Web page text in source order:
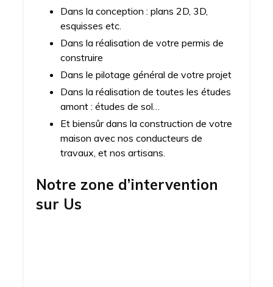
Dans la conception : plans 2D, 3D,
esquisses etc.
Dans la réalisation de votre permis de
construire
Dans le pilotage général de votre projet
Dans la réalisation de toutes les études
amont : études de sol…
Et biensûr dans la construction de votre
maison avec nos conducteurs de
travaux, et nos artisans.
Notre zone d’intervention
sur Us